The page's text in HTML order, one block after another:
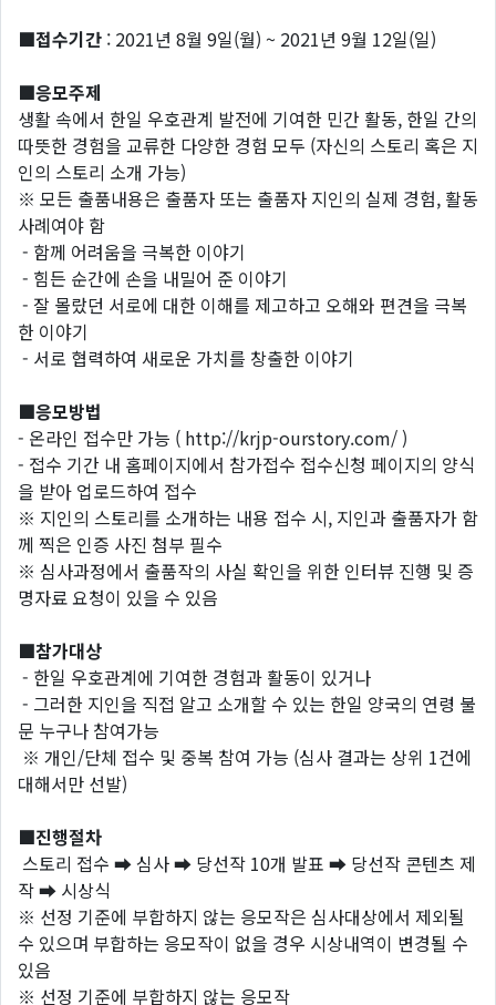
■접수기간 : 2021년 8월 9일(월) ~ 2021년 9월 12일(일)
■응모주제
생활 속에서 한일 우호관계 발전에 기여한 민간 활동, 한일 간의
따뜻한 경험을 교류한 다양한 경험 모두 (자신의 스토리 혹은 지
인의 스토리 소개 가능)
※ 모든 출품내용은 출품자 또는 출품자 지인의 실제 경험, 활동
사례여야 함
- 함께 어려움을 극복한 이야기
- 힘든 순간에 손을 내밀어 준 이야기
- 잘 몰랐던 서로에 대한 이해를 제고하고 오해와 편견을 극복
한 이야기
- 서로 협력하여 새로운 가치를 창출한 이야기
■응모방법
- 온라인 접수만 가능 ( http://krjp-ourstory.com/ )
- 접수 기간 내 홈페이지에서 참가접수 접수신청 페이지의 양식
을 받아 업로드하여 접수
※ 지인의 스토리를 소개하는 내용 접수 시, 지인과 출품자가 함
께 찍은 인증 사진 첨부 필수
※ 심사과정에서 출품작의 사실 확인을 위한 인터뷰 진행 및 증
명자료 요청이 있을 수 있음
■참가대상
- 한일 우호관계에 기여한 경험과 활동이 있거나
- 그러한 지인을 직접 알고 소개할 수 있는 한일 양국의 연령 불
문 누구나 참여가능
※ 개인/단체 접수 및 중복 참여 가능 (심사 결과는 상위 1건에
대해서만 선발)
■진행절차
스토리 접수 ➡ 심사 ➡ 당선작 10개 발표 ➡ 당선작 콘텐츠 제
작 ➡ 시상식
※ 선정 기준에 부합하지 않는 응모작은 심사대상에서 제외될
수 있으며 부합하는 응모작이 없을 경우 시상내역이 변경될 수
있음
※ 선정 기준에 부합하지 않는 응모작